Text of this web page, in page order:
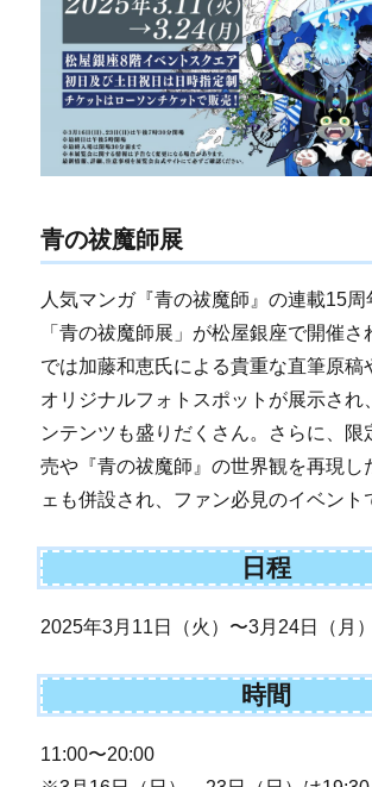
青の祓魔師展
人気マンガ『青の祓魔師』の連載15周
「青の祓魔師展」が松屋銀座で開催さ
では加藤和恵氏による貴重な直筆原稿
オリジナルフォトスポットが展示され
ンテンツも盛りだくさん。さらに、限
売や『青の祓魔師』の世界観を再現し
ェも併設され、ファン必見のイベント
日程
2025年3月11日（火）〜3月24日（月
時間
11:00〜20:00